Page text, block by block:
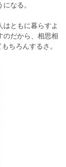
なる。
ともに暮らすよ
のだから、相思相
ちろんするさ。